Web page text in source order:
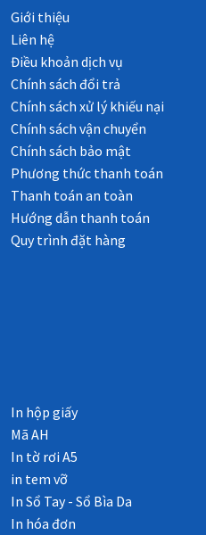
Giới thiệu
Liên hệ
Điều khoản dịch vụ
Chính sách đổi trả
Chính sách xử lý khiếu nại
Chính sách vận chuyển
Chính sách bảo mật
Phương thức thanh toán
Thanh toán an toàn
Hướng dẫn thanh toán
Quy trình đặt hàng
In hộp giấy
Mã AH
In tờ rơi A5
in tem vỡ
In Sổ Tay - Sổ Bìa Da
In hóa đơn